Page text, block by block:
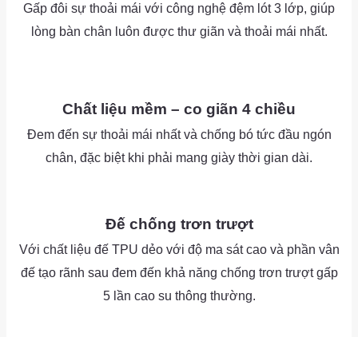
Gấp đôi sự thoải mái với công nghệ đệm lót 3 lớp, giúp
lòng bàn chân luôn được thư giãn và thoải mái nhất.
Chất liệu mềm – co giãn 4 chiều
Đem đến sự thoải mái nhất và chống bó tức đầu ngón
chân, đặc biệt khi phải mang giày thời gian dài.
Đế chống trơn trượt
Với chất liệu đế TPU dẻo với độ ma sát cao và phần vân
đế tạo rãnh sau đem đến khả năng chống trơn trượt gấp
5 lần cao su thông thường.